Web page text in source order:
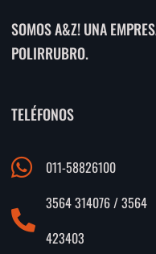
SOMOS A&Z! UNA
POLIRRUBRO.
TELÉFONOS
011-58826100
3564 314076 / 3564
423403